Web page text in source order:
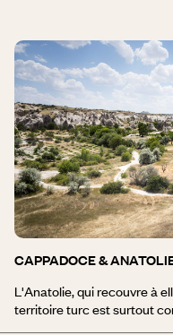
CAPPADOCE &
L'Anatolie, qui recouvre à
territoire turc est surtout